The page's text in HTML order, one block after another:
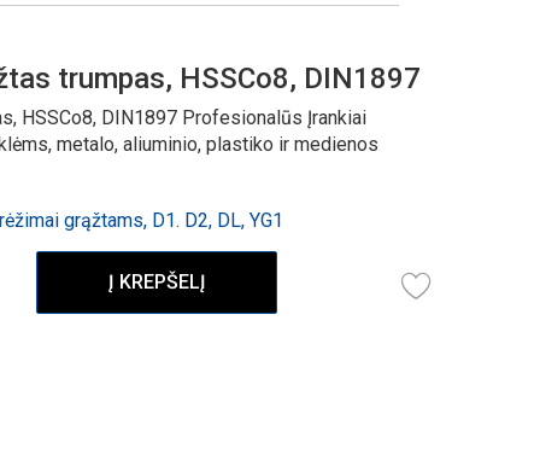
trumpas, HSSCo8, DIN1897
HSSCo8, DIN1897 Profesionalūs Įrankiai
metalo, aliuminio, plastiko ir medienos
grąžtams, D1. D2, DL, YG1
Į KREPŠELĮ